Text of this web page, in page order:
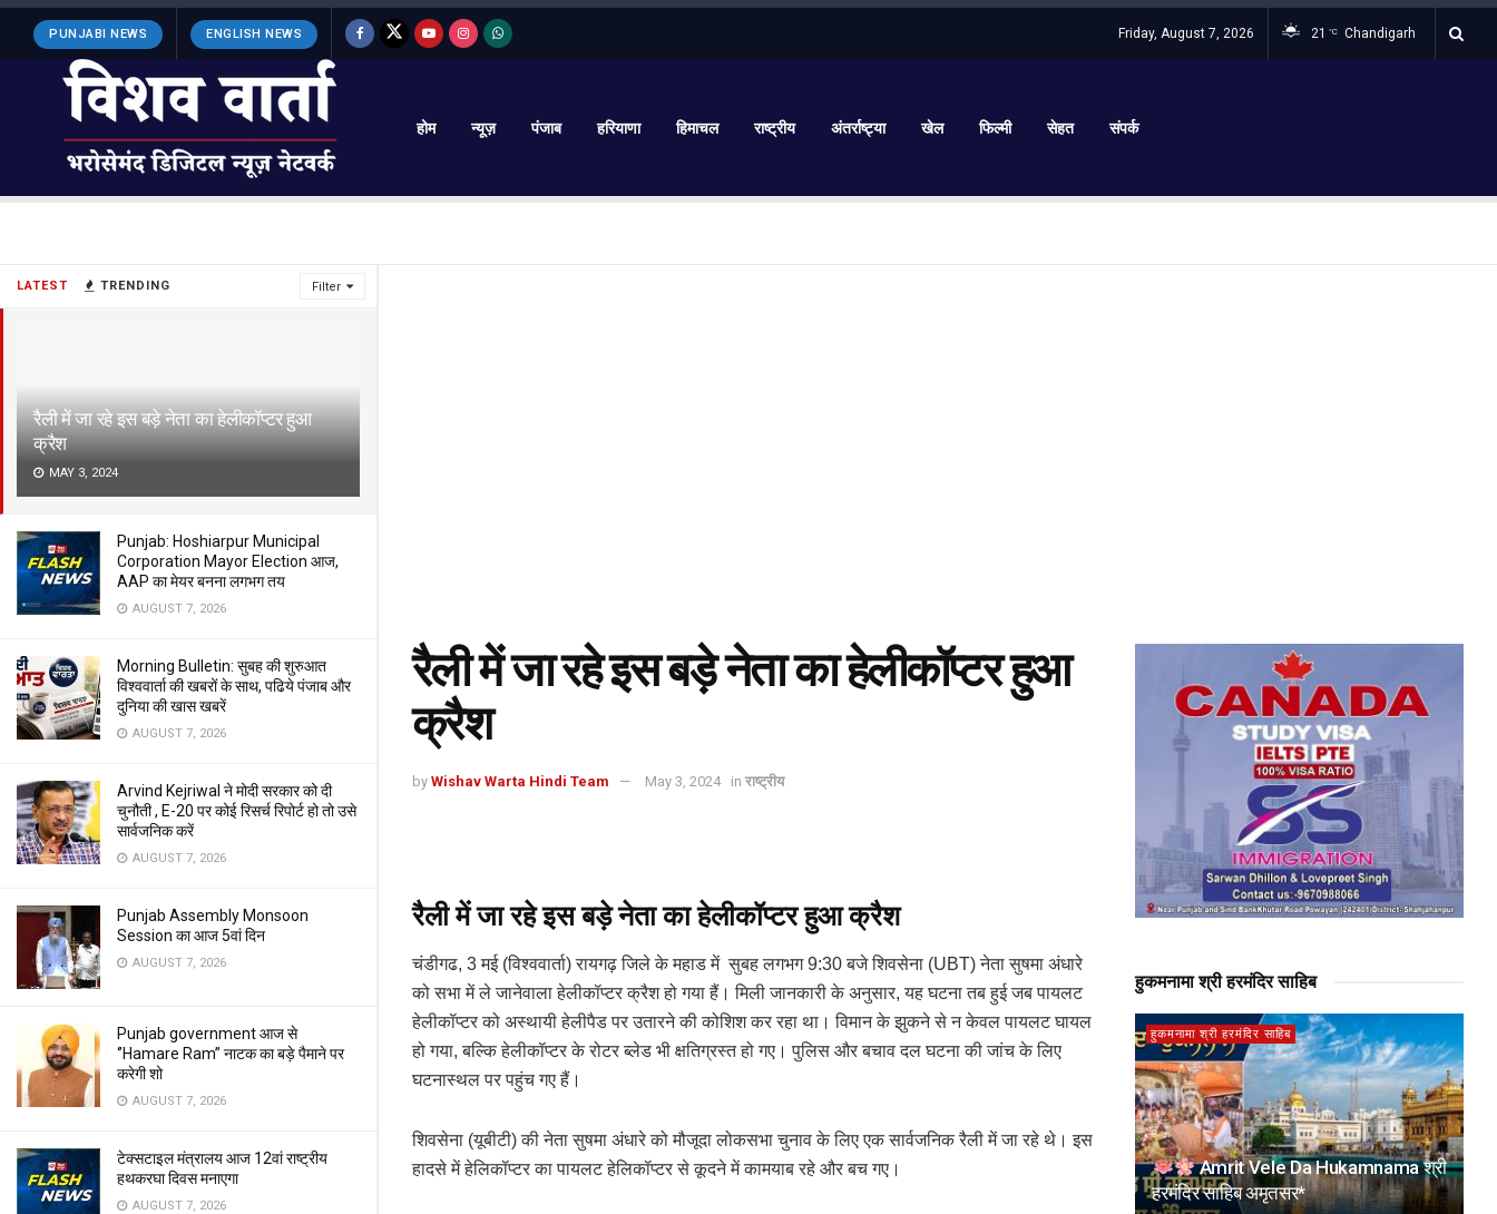
LATEST TRENDING Filter
रैली में जा रहे इस बड़े नेता का हेलीकॉप्टर हुआ
क्रैश
MAY 3, 2024
Punjab: Hoshiarpur Municipal
Corporation Mayor Election आज,
AAP का मेयर बनना लगभग तय
AUGUST 7, 2026
Morning Bulletin: सुबह की शुरुआत
विश्ववार्ता की खबरों के साथ, पढिये पंजाब और
दुनिया की खास खबरें
AUGUST 7, 2026
Arvind Kejriwal ने मोदी सरकार को दी
चुनौती , E-20 पर कोई रिसर्च रिपोर्ट हो तो उसे
सार्वजनिक करें
AUGUST 7, 2026
Punjab Assembly Monsoon
Session का आज 5वां दिन
AUGUST 7, 2026
Punjab government आज से
‘’Hamare Ram’’ नाटक का बड़े पैमाने पर
करेगी शो
AUGUST 7, 2026
टेक्सटाइल मंत्रालय आज 12वां राष्ट्रीय
हथकरघा दिवस मनाएगा
AUGUST 7, 2026
PUNJABI NEWS ENGLISH NEWS Friday, August 7, 2026 21 °C Chandigarh
होम न्यूज़ पंजाब हरियाणा हिमाचल राष्ट्रीय अंतर्राष्ट्या खेल फिल्मी सेहत संपर्क
रैली में जा रहे इस बड़े नेता का हेलीकॉप्टर हुआ
क्रैश
by Wishav Warta Hindi Team May 3, 2024 in राष्ट्रीय
रैली में जा रहे इस बड़े नेता का हेलीकॉप्टर हुआ क्रैश
चंडीगढ, 3 मई (विश्ववार्ता) रायगढ़ जिले के महाड में सुबह लगभग 9:30 बजे शिवसेना (UBT) नेता सुषमा अंधारे
को सभा में ले जानेवाला हेलीकॉप्टर क्रैश हो गया हैं। मिली जानकारी के अनुसार, यह घटना तब हुई जब पायलट
हेलीकॉप्टर को अस्थायी हेलीपैड पर उतारने की कोशिश कर रहा था। विमान के झुकने से न केवल पायलट घायल
हो गया, बल्कि हेलीकॉप्टर के रोटर ब्लेड भी क्षतिग्रस्त हो गए। पुलिस और बचाव दल घटना की जांच के लिए
घटनास्थल पर पहुंच गए हैं।
शिवसेना (यूबीटी) की नेता सुषमा अंधारे को मौजूदा लोकसभा चुनाव के लिए एक सार्वजनिक रैली में जा रहे थे। इस
हादसे में हेलिकॉप्टर का पायलट हेलिकॉप्टर से कूदने में कामयाब रहे और बच गए।
हुकमनामा श्री हरमंदिर साहिब
हुकमनामा श्री हरमंदिर साहिब
Amrit Vele Da Hukamnama श्री
हरमंदिर साहिब अमृतसर*